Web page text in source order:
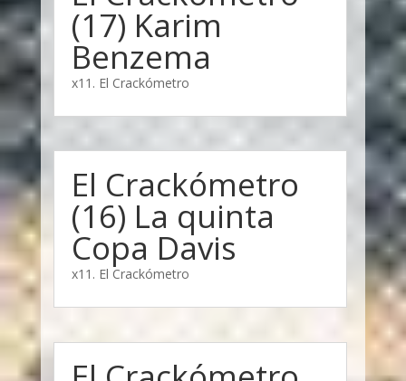
(17) Karim
Benzema
x11. El Crackómetro
El Crackómetro
(16) La quinta
Copa Davis
x11. El Crackómetro